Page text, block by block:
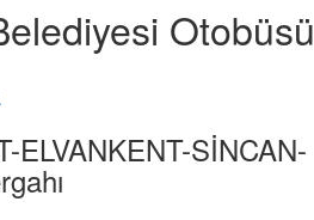
Otobüsü
ELVANKENT-SİNCAN-